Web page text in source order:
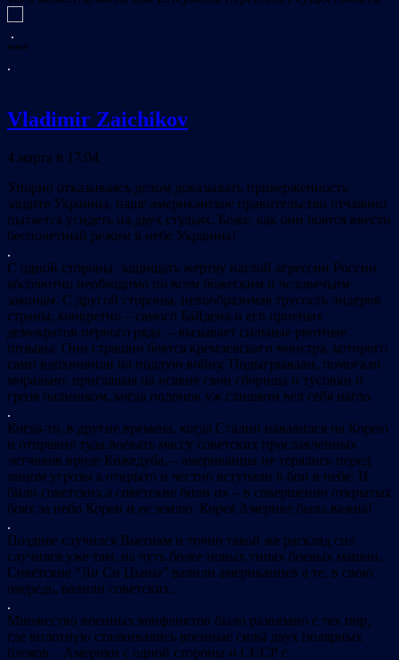
.
***
.
Vladimir Zaichikov
4 марта в 17:04
Упорно отказываясь делом доказывать приверженность
защите Украины, наше американское правительство отчаянно
пытается усидеть на двух стульях. Боже, как они боятся ввести
бесполетный режим в небе Украины!
.
С одной стороны, защищать жертву наглой агрессии России
абсолютно необходимо по всем божеским и человечьим
законам. С другой стороны, невообразимая трусость лидеров
страны, конкретно – самого Байдена и его присных
демократов первого ряда, – вызывает сильные рвотные
позывы. Они страшно боятся кремлевского монстра, которого
сами вдохновили на подлую войну. Подыгрывали, помогали
морально, приглашая на всякие свои сборища и тусовки и
грозя пальчиком, когда подонок уж слишком вел себя нагло.
.
Когда-то, в другие времена, когда Сталин навалился на Корею
и отправил туда воевать массу советских прославленных
летчиков вроде Кожедуба, – американцы не терялись перед
лицом угрозы а открыто и честно вступали в бои в небе. И
били советских а советские били их – в совершенно открытых
боях за небо Кореи и ее землю. Корея Америке была важна!
.
Позднее случился Вьетнам и точно такой же расклад сил
случился уже там, на чуть более новых типах боевых машин.
Советские “Ли Си Цыны” валили американцев а те, в свою
очередь, валили советских.
.
Множество военных конфликтов было развязано с тех пор,
где вплотную сталкивались военные силы двух полярных
блоков – Америки с одной стороны и СССР с